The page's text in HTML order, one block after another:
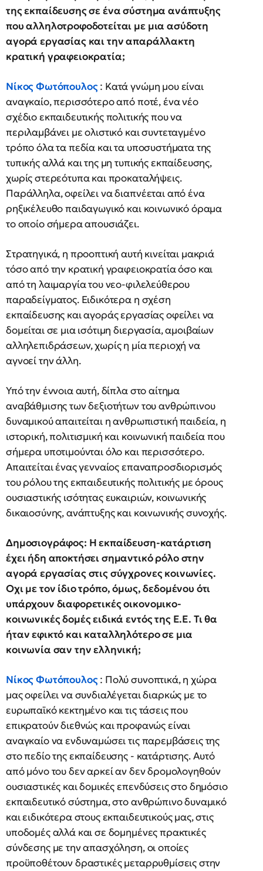
της εκπαίδευσης σε ένα σύστημα ανάπτυξης
που αλληλοτροφοδοτείται με μια ασύδοτη
αγορά εργασίας και την απαράλλακτη
κρατική γραφειοκρατία;
Νίκος Φωτόπουλος: Κατά γνώμη μου είναι
αναγκαίο, περισσότερο από ποτέ, ένα νέο
σχέδιο εκπαιδευτικής πολιτικής που να
περιλαμβάνει με ολιστικό και συντεταγμένο
τρόπο όλα τα πεδία και τα υποσυστήματα της
τυπικής αλλά και της μη τυπικής εκπαίδευσης,
χωρίς στερεότυπα και προκαταλήψεις.
Παράλληλα, οφείλει να διαπνέεται από ένα
ρηξικέλευθο παιδαγωγικό και κοινωνικό όραμα
το οποίο σήμερα απουσιάζει.
Στρατηγικά, η προοπτική αυτή κινείται μακριά
τόσο από την κρατική γραφειοκρατία όσο και
από τη λαιμαργία του νεο-φιλελεύθερου
παραδείγματος. Ειδικότερα η σχέση
εκπαίδευσης και αγοράς εργασίας οφείλει να
δομείται σε μια ισότιμη διεργασία, αμοιβαίων
αλληλεπιδράσεων, χωρίς η μία περιοχή να
αγνοεί την άλλη.
Υπό την έννοια αυτή, δίπλα στο αίτημα
αναβάθμισης των δεξιοτήτων του ανθρώπινου
δυναμικού απαιτείται η ανθρωπιστική παιδεία, η
ιστορική, πολιτισμική και κοινωνική παιδεία που
σήμερα υποτιμούνται όλο και περισσότερο.
Απαιτείται ένας γενναίος επαναπροσδιορισμός
του ρόλου της εκπαιδευτικής πολιτικής με όρους
ουσιαστικής ισότητας ευκαιριών, κοινωνικής
δικαιοσύνης, ανάπτυξης και κοινωνικής συνοχής.
Δημοσιογράφος: Η εκπαίδευση-κατάρτιση
έχει ήδη αποκτήσει σημαντικό ρόλο στην
αγορά εργασίας στις σύγχρονες κοινωνίες.
Οχι με τον ίδιο τρόπο, όμως, δεδομένου ότι
υπάρχουν διαφορετικές οικονομικο-
κοινωνικές δομές ειδικά εντός της Ε.Ε. Τι θα
ήταν εφικτό και καταλληλότερο σε μια
κοινωνία σαν την ελληνική;
Νίκος Φωτόπουλος: Πολύ συνοπτικά, η χώρα
μας οφείλει να συνδιαλέγεται διαρκώς με το
ευρωπαϊκό κεκτημένο και τις τάσεις που
επικρατούν διεθνώς και προφανώς είναι
αναγκαίο να ενδυναμώσει τις παρεμβάσεις της
στο πεδίο της εκπαίδευσης - κατάρτισης. Αυτό
από μόνο του δεν αρκεί αν δεν δρομολογηθούν
ουσιαστικές και δομικές επενδύσεις στο δημόσιο
εκπαιδευτικό σύστημα, στο ανθρώπινο δυναμικό
και ειδικότερα στους εκπαιδευτικούς μας, στις
υποδομές αλλά και σε δομημένες πρακτικές
σύνδεσης με την απασχόληση, οι οποίες
προϋποθέτουν δραστικές μεταρρυθμίσεις στην